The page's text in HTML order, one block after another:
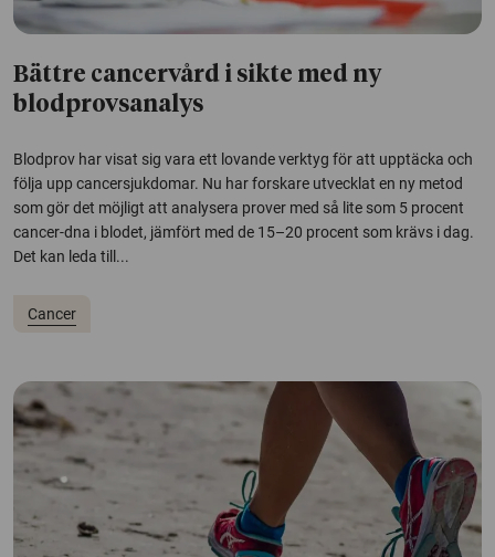
Bättre cancervård i sikte med ny
blodprovsanalys
Blodprov har visat sig vara ett lovande verktyg för att upptäcka och
följa upp cancersjukdomar. Nu har forskare utvecklat en ny metod
som gör det möjligt att analysera prover med så lite som 5 procent
cancer-dna i blodet, jämfört med de 15–20 procent som krävs i dag.
Det kan leda till...
Cancer